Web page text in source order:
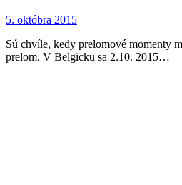
5. októbra 2015
Sú chvíle, kedy prelomové momenty
prelom. V Belgicku sa 2.10. 2015…